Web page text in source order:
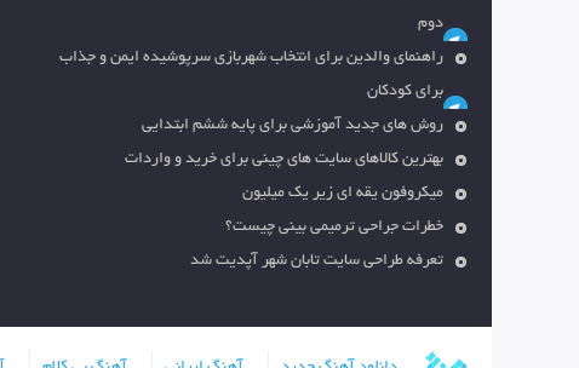
دوم
راهنمای والدین برای انتخاب شهربازی سرپوشیده ایمن و جذاب
برای کودکان
روش های جدید آموزشی برای پایه ششم ابتدایی
بهترین کالاهای سایت های چینی برای خرید و واردات
میکروفون یقه ای زیر یک میلیون
خطرات جراحی ترمیمی بینی چیست؟
تعرفه طراحی سایت تابان شهر آپدیت شد